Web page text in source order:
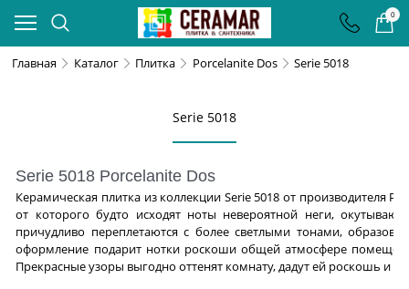
0
Главная Каталог Плитка Porcelanite Dos Serie 5018
Serie 5018
Serie 5018 Porcelanite Dos
Керамическая плитка из коллекции Serie 5018 от производителя
от которого будто исходят ноты невероятной неги,
причудливо переплетаются с более светлыми тонами,
оформление подарит нотки роскоши общей атмосфере
Прекрасные узоры выгодно оттенят комнату, дадут ей роскошь и